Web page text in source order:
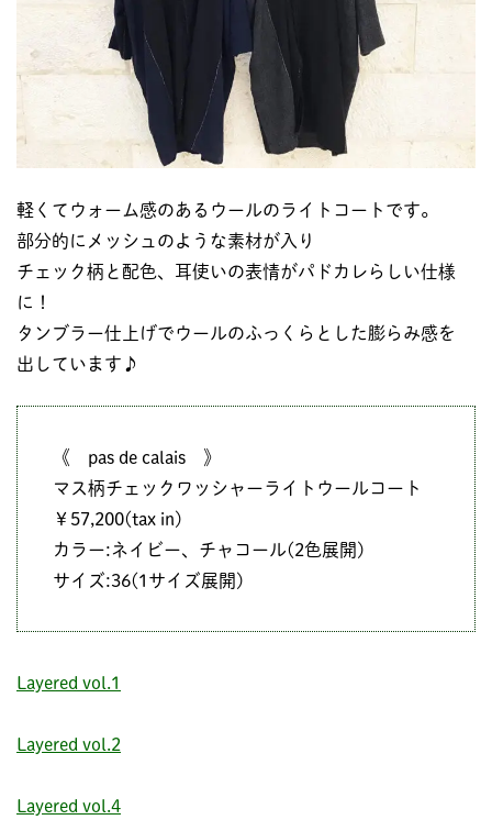
軽くてウォーム感のあるウールのライトコートです。
部分的にメッシュのような素材が入り
チェック柄と配色、耳使いの表情がパドカレらしい仕様
に！
タンブラー仕上げでウールのふっくらとした膨らみ感を
出しています♪
《 pas de calais 》
マス柄チェックワッシャーライトウールコート
￥57,200(tax in)
カラー:ネイビー、チャコール(2色展開)
サイズ:36(1サイズ展開)
Layered vol.1
Layered vol.2
Layered vol.4